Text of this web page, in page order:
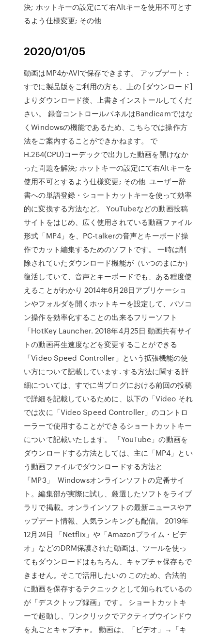
決; ホットキーの設定にて右Altキーを使用不可とす
るよう仕様変更; その他
2020/01/05
動画はMP4かAVIで保存できます。 アップデート：
すでに製品版をご利用の方も、上の [ダウンロード]
よりダウンロード後、上書きインストールしてくだ
さい。 録音コントロールパネルはBandicamではな
くWindowsの機能であるため、こちらでは操作方
法をご案内することができかねます。 で
H.264(CPU)コーデックで出力した動画を開けなか
った問題を解決; ホットキーの設定にて右Altキーを
使用不可とするよう仕様変更; その他 ユーザー辞
書への単語登録・ショートカットキーを使って効率
的に変換する方法など。 YouTubeなどの動画投稿
サイトをはじめ、広く使用されている動画ファイル
形式「MP4」を、PC-talkerの音声とキーボード操
作でカット編集するためのソフトです。 一時は削
除されていたダウンロード機能が（いつのまにか）
復活していて、音声とキーボードでも、ある程度使
えることがわかり 2014年6月28日アプリケーショ
ンやフォルダを開くホットキーを設定して、パソコ
ン操作を効率化することの出来るフリーソフト
「HotKey Launcher. 2018年4月25日 動画共有サイ
トの動画再生速度などを変更することができる
「Video Speed Controller」という拡張機能の使
い方について記載しています. する方法に関する詳
細については、すでに当ブログにおける前回の投稿
で詳細を記載しているために、以下の「Video それ
では次に「Video Speed Controller」のコントロ
ーラーで使用することができるショートカットキー
について記載いたします。 「YouTube」の動画を
ダウンロードする方法としては、主に「MP4」とい
う動画ファイルでダウンロードする方法と
「MP3」 Windowsオンラインソフトの定番サイ
ト。編集部が実際に試し、厳選したソフトをライブ
ラリで掲載。オンラインソフトの最新ニュースやア
ップデート情報、人気ランキングも配信。 2019年
12月24日 「Netflix」や「Amazonプライム・ビデ
オ」などのDRM保護された動画は、ツールを使っ
てもダウンロードはもちろん、キャプチャ保存もで
きません。そこで活用したいの このため、合法的
に動画を保存するテクニックとして知られているの
が「デスクトップ録画」です。 ショートカットキ
ーで起動し、ワンクリックでアクティブウインドウ
を丸ごとキャプチャ。 動画は、「ビデオ」→「キ